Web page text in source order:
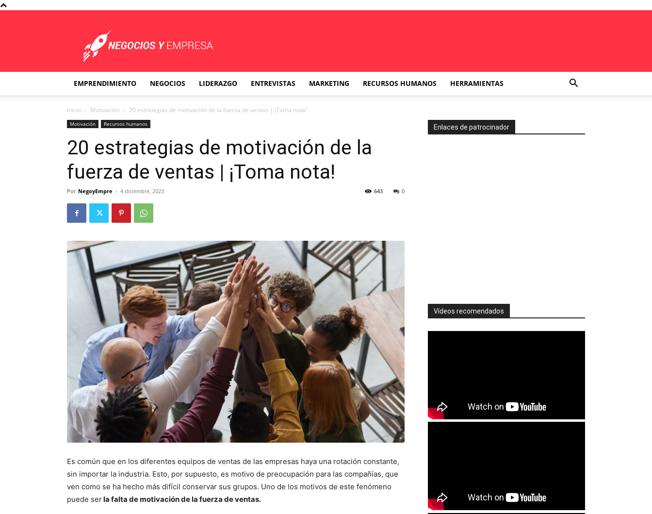
Empresa
EMPRENDIMIENTO NEGOCIOS LIDERAZGO ENTREVISTAS MARKETING RECURSOS HUMANOS HERRAMIENTAS
Inicio Motivación 20 estrategias de motivación de la fuerza de ventas | ¡Toma nota!
Motivación Recursos humanos
20 estrategias de motivación de la
fuerza de ventas | ¡Toma nota!
Por NegoyEmpre - 4 diciembre, 2023 0
643
Es común que en los diferentes equipos de ventas de las empresas haya una rotación constante,
sin importar la industria. Esto, por supuesto, es motivo de preocupación para las compañías, que
ven como se ha hecho más difícil conservar sus grupos. Uno de los motivos de este fenómeno
puede serla falta de motivación de la fuerza de ventas.
Enlaces de patrocinador
Vídeos recomendados